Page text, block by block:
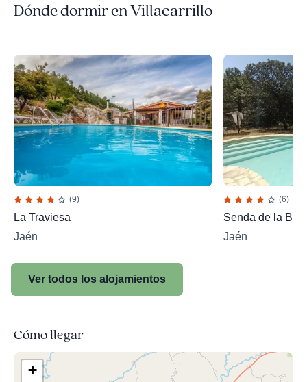
Dónde dormir en Villacarrillo
(9)
La Traviesa
Jaén
(6)
Senda de la
Jaén
Ver todos los alojamientos
Cómo llegar
+